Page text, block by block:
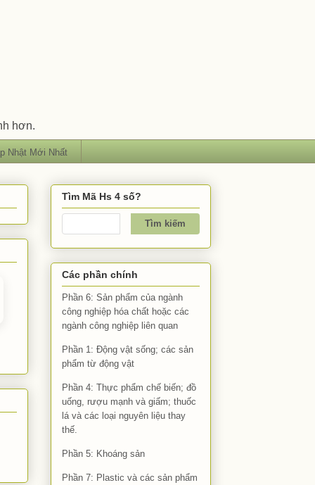
hơn.
Nhật Mới Nhất
Tìm Mã Hs 4 số?
Các phần chính
Phần 6: Sản phẩm của ngành
công nghiệp hóa chất hoặc các
ngành công nghiệp liên quan
Phần 1: Động vật sống; các sản
phẩm từ động vật
Phần 4: Thực phẩm chế biến; đồ
uống, rượu mạnh và giấm; thuốc
lá và các loại nguyên liệu thay
thế.
Phần 5: Khoáng sản
Phần 7: Plastic và các sản phẩm